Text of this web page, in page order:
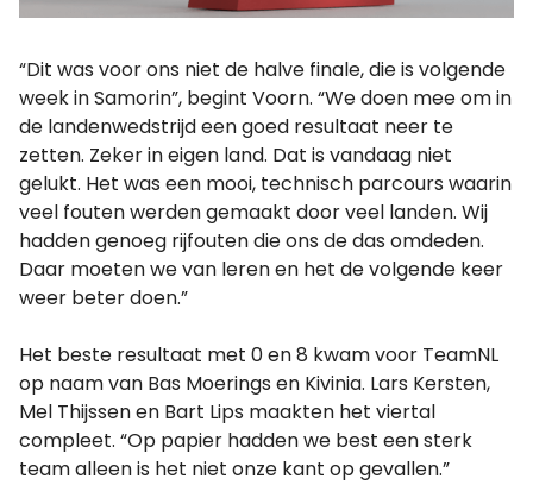
“Dit was voor ons niet de halve finale, die is volgende
week in Samorin”, begint Voorn. “We doen mee om in
de landenwedstrijd een goed resultaat neer te
zetten. Zeker in eigen land. Dat is vandaag niet
gelukt. Het was een mooi, technisch parcours waarin
veel fouten werden gemaakt door veel landen. Wij
hadden genoeg rijfouten die ons de das omdeden.
Daar moeten we van leren en het de volgende keer
weer beter doen.”
Het beste resultaat met 0 en 8 kwam voor TeamNL
op naam van Bas Moerings en Kivinia. Lars Kersten,
Mel Thijssen en Bart Lips maakten het viertal
compleet. “Op papier hadden we best een sterk
team alleen is het niet onze kant op gevallen.”